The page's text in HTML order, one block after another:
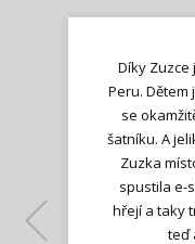
Díky
Peru.
se
šatníku. A
Zuzka
spustila e-
hřejí a taky
teď